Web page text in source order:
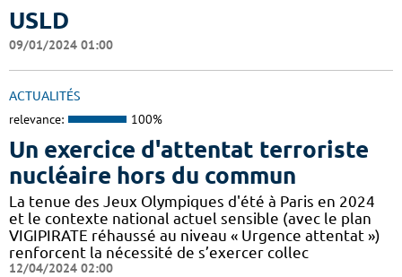
USLD
09/01/2024 01:00
ACTUALITÉS
relevance: 100%
Un exercice d'attentat terroriste
nucléaire hors du commun
La tenue des Jeux Olympiques d'été à Paris en 2024
et le contexte national actuel sensible (avec le plan
VIGIPIRATE réhaussé au niveau « Urgence attentat »)
renforcent la nécessité de s’exercer collec
12/04/2024 02:00